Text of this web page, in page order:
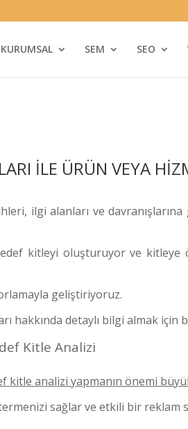
KURUMSAL SEM SEO
İLE ÜRÜN VEYA
ilgi alanları ve
kitleyi oluşturuyor ve kitleye
geliştiriyoruz.
hakkında detaylı bilgi almak için
Kitle Analizi
kitle analizi yapmanın önemi
sağlar ve etkili bir reklam